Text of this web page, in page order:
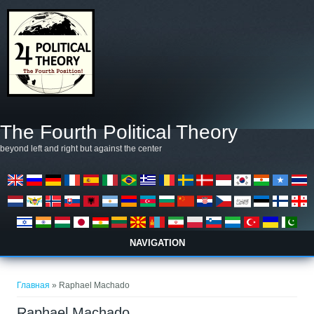
The Fourth Political Theory
beyond left and right but against the center
NAVIGATION
Главная » Raphael Machado